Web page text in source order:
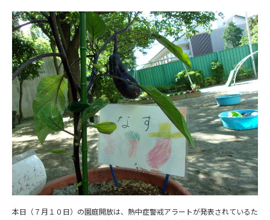
本日（７月１０日）の園庭開放は、熱中症警戒アラートが発表されているた